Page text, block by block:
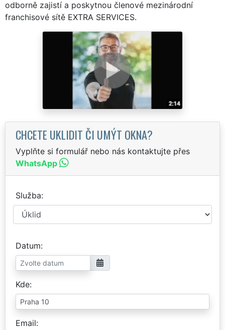
odborně zajistí a poskytnou členové mezinárodní
franchisové sítě EXTRA SERVICES.
CHCETE UKLIDIT ČI UMÝT OKNA?
Vyplňte si formulář nebo nás kontaktujte přes
WhatsApp
Služba
Datum
Kde
Email